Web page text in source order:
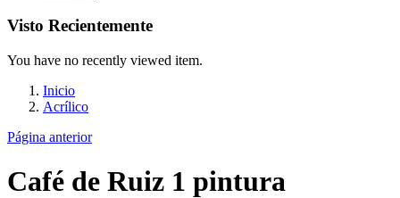
Visto Recientemente
You have no recently viewed item.
Inicio
Acrílico
Página anterior
Café de Ruiz 1 pintura